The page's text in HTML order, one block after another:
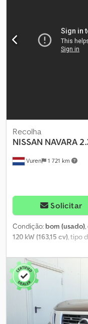
comprimento total:
aprox. 2.500 mm,
3.480 kg, capacidade
Vuren 1 721 km
Recolha
NISSAN NAVARA
Solicitar
Condição: bom (usado)
120 kW (163,15 cv), tipo
entre eixos:3 150 mm,
do espaço de carga:
1
mm, altura do espaço de
, cor: , cabina
pneu:
255/60R18,
Equipamento:ABS,
controlo de tração,